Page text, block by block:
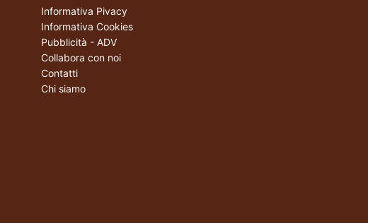
Informativa Pivacy
Informativa Cookies
Pubblicità - ADV
Collabora con noi
Contatti
Chi siamo